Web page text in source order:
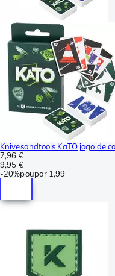
Knivesandtools KaTO jogo de
7,96 €
9,95 €
-20%poupar 1,99